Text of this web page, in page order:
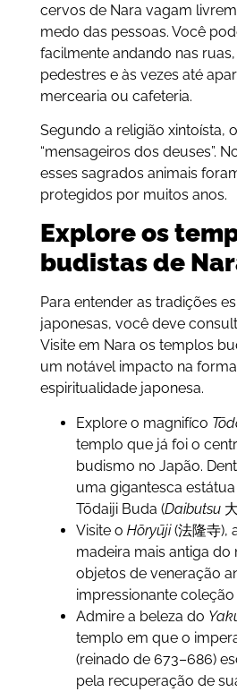
cervos de Nara vagam
medo das pessoas. Você
facilmente andando nas
pedestres e às vezes até
mercearia ou cafeteria.
Segundo a religião xintoísta,
“mensageiros dos deuses”.
esses sagrados animais
protegidos por muitos anos.
Explore os
budistas de
Para entender as tradições
japonesas, você deve
Visite em Nara os templos
um notável impacto na
espiritualidade japonesa.
Explore o magnifíco
templo que já foi o
budismo no Japão.
uma gigantesca
Tōdaiji Buda (Daibutsu
Visite o Hōryūji(法隆寺),
madeira mais antiga
objetos de veneração
impressionante
Admire a beleza do
templo em que o
(reinado de 673–686)
pela recuperação de